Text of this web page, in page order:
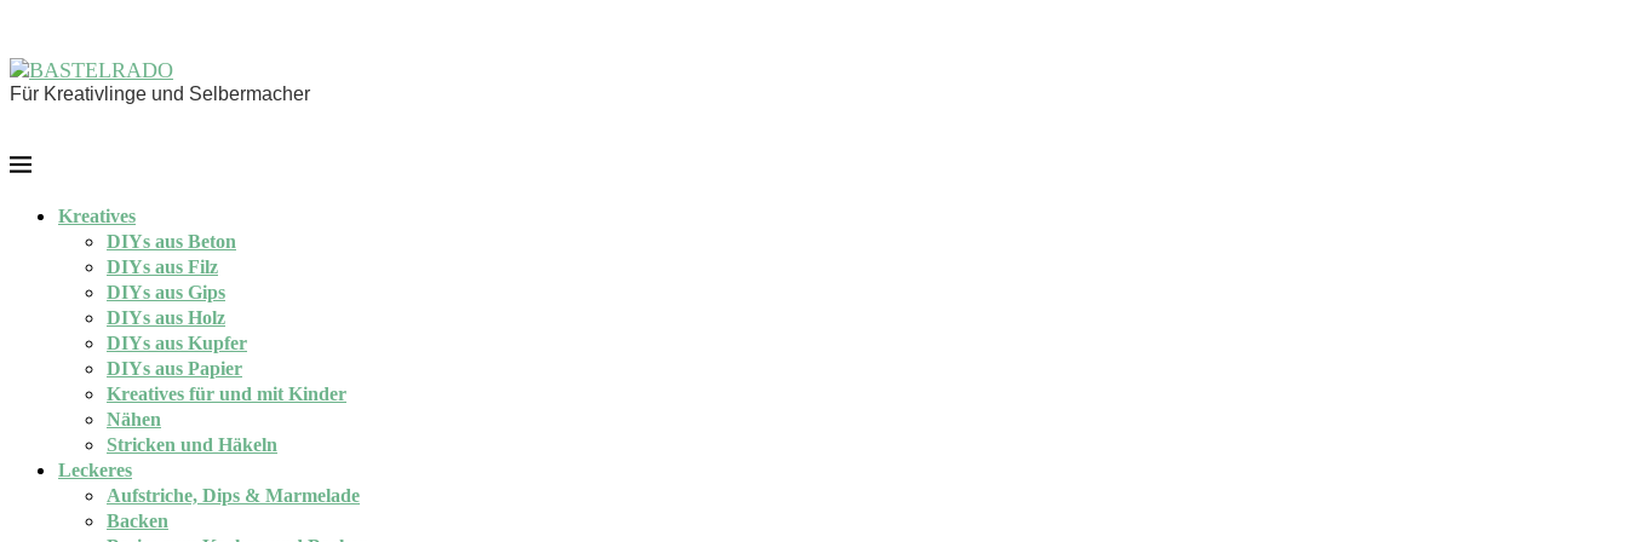
Für Kreativlinge und Selbermacher
Kreatives
DIYs aus Beton
DIYs aus Filz
DIYs aus Gips
DIYs aus Holz
DIYs aus Kupfer
DIYs aus Papier
Kreatives für und mit Kinder
Nähen
Stricken und Häkeln
Leckeres
Aufstriche, Dips & Marmelade
Backen